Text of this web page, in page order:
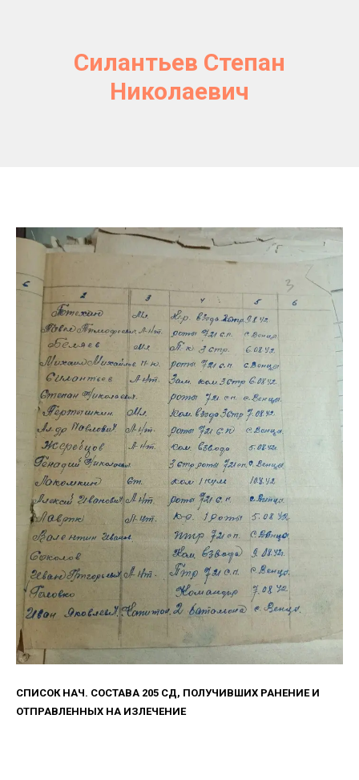
Силантьев Степан
Николаевич
СПИСОК НАЧ. СОСТАВА 205 СД, ПОЛУЧИВШИХ РАНЕНИЕ И
ОТПРАВЛЕННЫХ НА ИЗЛЕЧЕНИЕ